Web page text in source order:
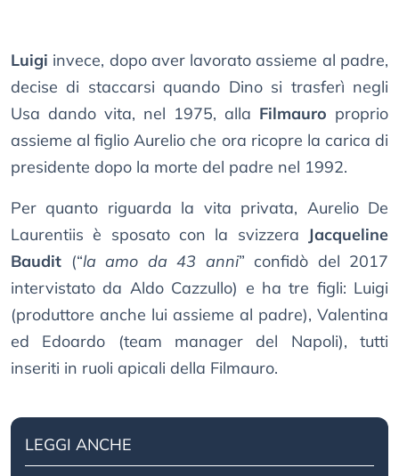
Luigi invece, dopo aver lavorato assieme al padre,
decise di staccarsi quando Dino si trasferì negli
Usa dando vita, nel 1975, alla Filmauro proprio
assieme al figlio Aurelio che ora ricopre la carica di
presidente dopo la morte del padre nel 1992.
Per quanto riguarda la vita privata, Aurelio De
Laurentiis è sposato con la svizzera Jacqueline
Baudit (“la amo da 43 anni” confidò del 2017
intervistato da Aldo Cazzullo) e ha tre figli: Luigi
(produttore anche lui assieme al padre), Valentina
ed Edoardo (team manager del Napoli), tutti
inseriti in ruoli apicali della Filmauro.
LEGGI ANCHE